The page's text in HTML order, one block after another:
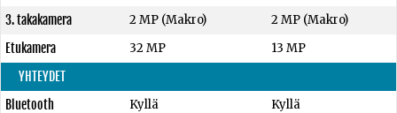
3. takakamera
2 MP (Makro)
2 MP (Makro)
Etukamera
32 MP
13 MP
YHTEYDET
Bluetooth
Kyllä
Kyllä